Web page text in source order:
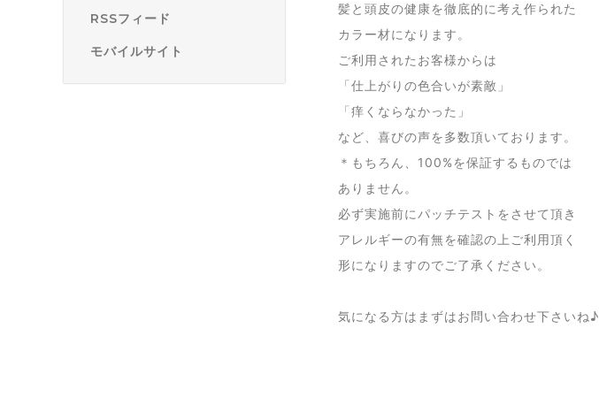
RSSフィード
モバイルサイト
髪と頭皮の健康を徹底的に考え作られた
カラー材になります。
ご利用されたお客様からは
「仕上がりの色合いが素敵」
「痒くならなかった」
など、喜びの声を多数頂いております。
＊もちろん、100%を保証するものでは
ありません。
必ず実施前にパッチテストをさせて頂き
アレルギーの有無を確認の上ご利用頂く
形になりますのでご了承ください。
気になる方はまずはお問い合わせ下さいね♪